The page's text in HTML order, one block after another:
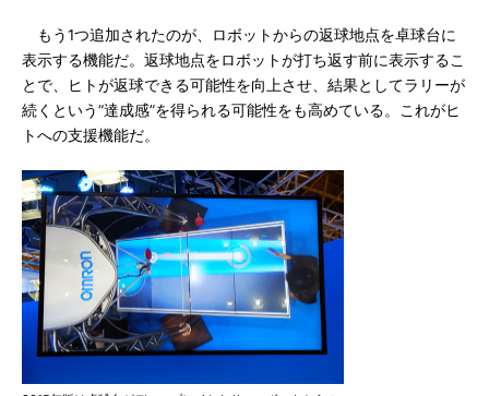
もう1つ追加されたのが、ロボットからの返球地点を卓球台に
表示する機能だ。返球地点をロボットが打ち返す前に表示するこ
とで、ヒトが返球できる可能性を向上させ、結果としてラリーが
続くという“達成感”を得られる可能性をも高めている。これがヒ
トへの支援機能だ。